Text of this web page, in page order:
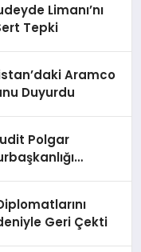
Limanı’nı
Tepki
Aramco
Duyurdu
Polgar
Geri Çekti